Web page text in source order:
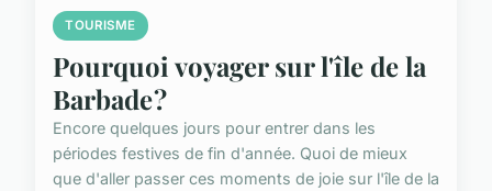
TOURISME
Pourquoi voyager sur l'île de la
Barbade ?
Encore quelques jours pour entrer dans les
périodes festives de fin d'année. Quoi de mieux
que d'aller passer ces moments de joie sur l'île de la